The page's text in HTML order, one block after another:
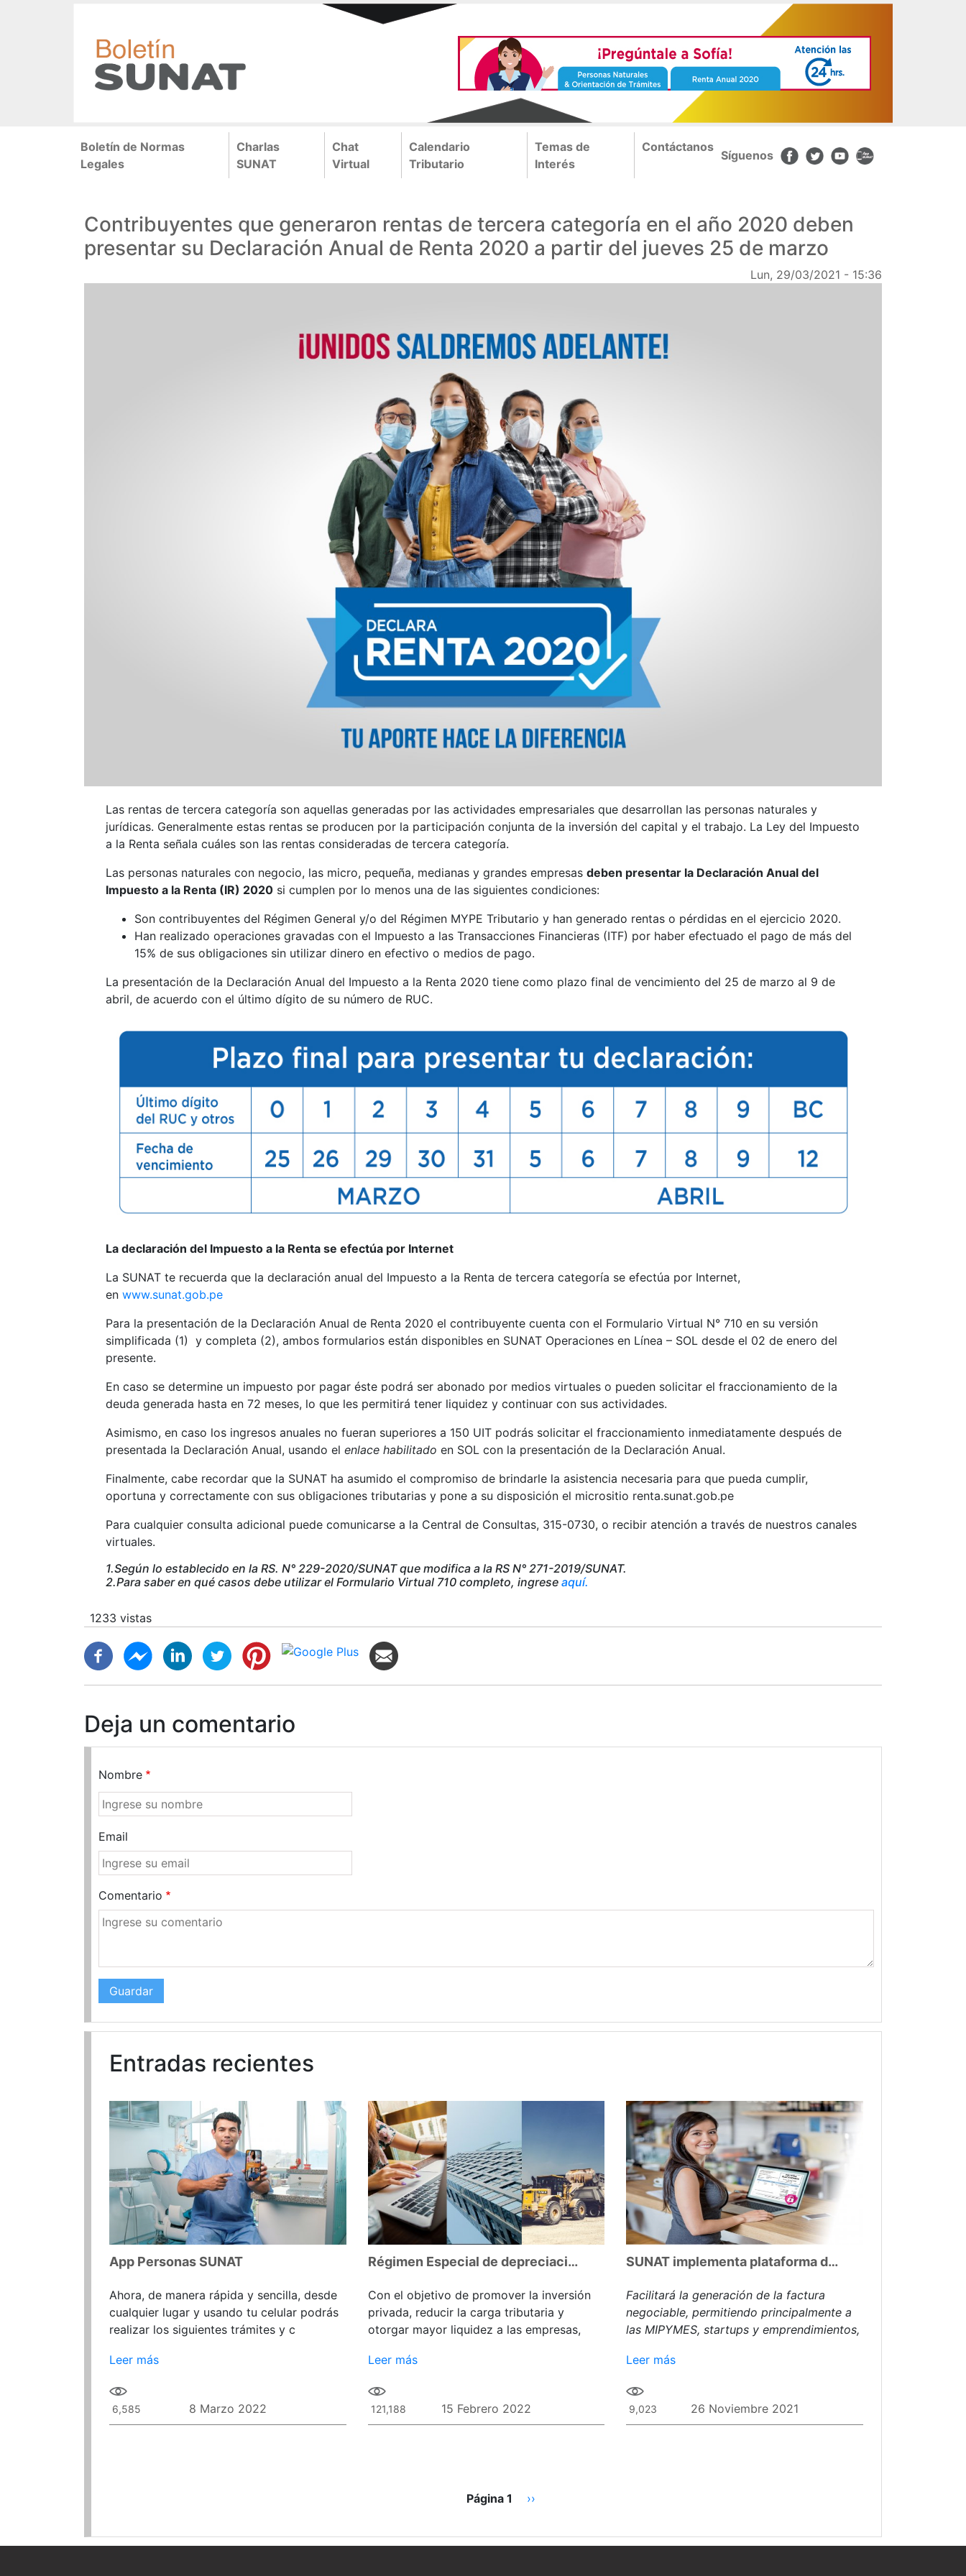
Navegación
principal
Boletín de Normas
Legales
Charlas
SUNAT
Chat
Virtual
Calendario
Tributario
Temas de
Interés
Contáctanos
Síguenos
Contribuyentes que generaron rentas de tercera categoría en el año 2020 deben
presentar su Declaración Anual de Renta 2020 a partir del jueves 25 de marzo
Lun, 29/03/2021 - 15:36
Las rentas de tercera categoría son aquellas generadas por las actividades empresariales que desarrollan las personas naturales y
jurídicas. Generalmente estas rentas se producen por la participación conjunta de la inversión del capital y el trabajo. La Ley del Impuesto
a la Renta señala cuáles son las rentas consideradas de tercera categoría.
Las personas naturales con negocio, las micro, pequeña, medianas y grandes empresas deben presentar la Declaración Anual del
Impuesto a la Renta (IR) 2020 si cumplen por lo menos una de las siguientes condiciones:
Son contribuyentes del Régimen General y/o del Régimen MYPE Tributario y han generado rentas o pérdidas en el ejercicio 2020.
Han realizado operaciones gravadas con el Impuesto a las Transacciones Financieras (ITF) por haber efectuado el pago de más del
15% de sus obligaciones sin utilizar dinero en efectivo o medios de pago.
La presentación de la Declaración Anual del Impuesto a la Renta 2020 tiene como plazo final de vencimiento del 25 de marzo al 9 de
abril, de acuerdo con el último dígito de su número de RUC.
La declaración del Impuesto a la Renta se efectúa por Internet
La SUNAT te recuerda que la declaración anual del Impuesto a la Renta de tercera categoría se efectúa por Internet,
en www.sunat.gob.pe
Para la presentación de la Declaración Anual de Renta 2020 el contribuyente cuenta con el Formulario Virtual N° 710 en su versión
simplificada (1) y completa (2), ambos formularios están disponibles en SUNAT Operaciones en Línea – SOL desde el 02 de enero del
presente.
En caso se determine un impuesto por pagar éste podrá ser abonado por medios virtuales o pueden solicitar el fraccionamiento de la
deuda generada hasta en 72 meses, lo que les permitirá tener liquidez y continuar con sus actividades.
Asimismo, en caso los ingresos anuales no fueran superiores a 150 UIT podrás solicitar el fraccionamiento inmediatamente después de
presentada la Declaración Anual, usando el enlace habilitado en SOL con la presentación de la Declaración Anual.
Finalmente, cabe recordar que la SUNAT ha asumido el compromiso de brindarle la asistencia necesaria para que pueda cumplir,
oportuna y correctamente con sus obligaciones tributarias y pone a su disposición el micrositio renta.sunat.gob.pe
Para cualquier consulta adicional puede comunicarse a la Central de Consultas, 315-0730, o recibir atención a través de nuestros canales
virtuales.
1.Según lo establecido en la RS. N° 229-2020/SUNAT que modifica a la RS N° 271-2019/SUNAT.
2.Para saber en qué casos debe utilizar el Formulario Virtual 710 completo, ingrese aquí.
1233 vistas
Deja un comentario
Nombre
Email
Comentario
Entradas recientes
App Personas SUNAT
Ahora, de manera rápida y sencilla, desde
cualquier lugar y usando tu celular podrás
realizar los siguientes trámites y c
Leer más
6,585 8 Marzo 2022
Régimen Especial de depreciación y modificación de plazos de depreciación
Con el objetivo de promover la inversión
privada, reducir la carga tributaria y
otorgar mayor liquidez a las empresas,
Leer más
121,188 15 Febrero 2022
SUNAT implementa plataforma de confirmación de facturas y recibos por honorarios electrónicos al crédito
Facilitará la generación de la factura
negociable, permitiendo principalmente a
las MIPYMES, startups y emprendimientos,
Leer más
9,023 26 Noviembre 2021
Página 1
Siguiente
››